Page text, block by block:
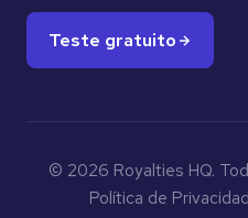
Teste gratuito
© 2026 Royalties HQ.
Política de